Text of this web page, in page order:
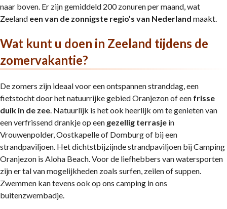
naar boven. Er zijn gemiddeld 200 zonuren per maand, wat
Zeeland een van de zonnigste regio’s van Nederland maakt.
Wat kunt u doen in Zeeland tijdens de
zomervakantie?
De zomers zijn ideaal voor een ontspannen stranddag, een
fietstocht door het natuurrijke gebied Oranjezon of een frisse
duik in de zee. Natuurlijk is het ook heerlijk om te genieten van
een verfrissend drankje op een gezellig terrasje in
Vrouwenpolder, Oostkapelle of Domburg of bij een
strandpaviljoen. Het dichtstbijzijnde strandpaviljoen bij Camping
Oranjezon is Aloha Beach. Voor de liefhebbers van watersporten
zijn er tal van mogelijkheden zoals surfen, zeilen of suppen.
Zwemmen kan tevens ook op ons camping in ons
buitenzwembadje.